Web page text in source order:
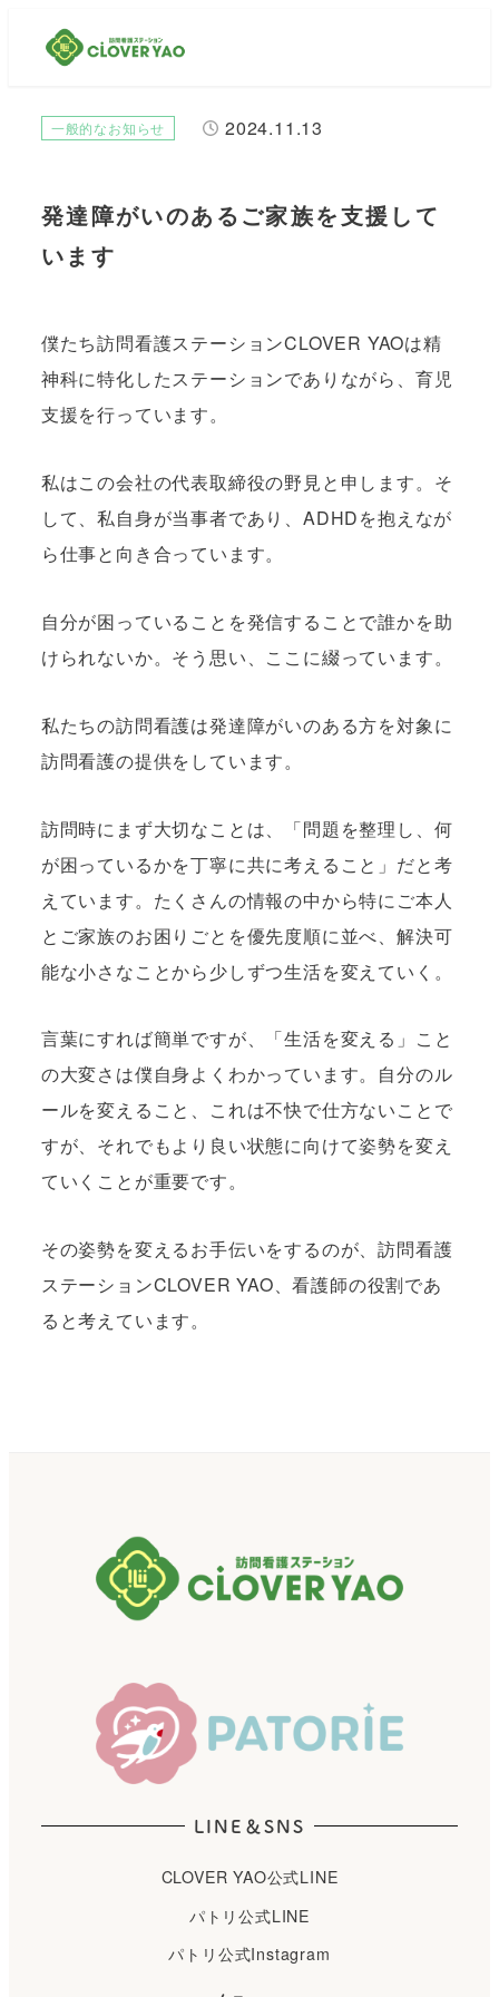
発達障がいのあるご家族を支援して
います
投稿日
2024.11.13
カテゴリー
一般的なお知らせ
僕たち訪問看護ステーションCLOVER YAOは精
神科に特化したステーションでありながら、育児
支援を行っています。
私はこの会社の代表取締役の野見と申します。そ
して、私自身が当事者であり、ADHDを抱えなが
ら仕事と向き合っています。
自分が困っていることを発信することで誰かを助
けられないか。そう思い、ここに綴っています。
私たちの訪問看護は発達障がいのある方を対象に
訪問看護の提供をしています。
訪問時にまず大切なことは、「問題を整理し、何
が困っているかを丁寧に共に考えること」だと考
えています。たくさんの情報の中から特にご本人
とご家族のお困りごとを優先度順に並べ、解決可
能な小さなことから少しずつ生活を変えていく。
言葉にすれば簡単ですが、「生活を変える」こと
の大変さは僕自身よくわかっています。自分のル
ールを変えること、これは不快で仕方ないことで
すが、それでもより良い状態に向けて姿勢を変え
ていくことが重要です。
その姿勢を変えるお手伝いをするのが、訪問看護
ステーションCLOVER YAO、看護師の役割であ
ると考えています。
LINE＆SNS
CLOVER YAO公式LINE
パトリ公式LINE
パトリ公式Instagram